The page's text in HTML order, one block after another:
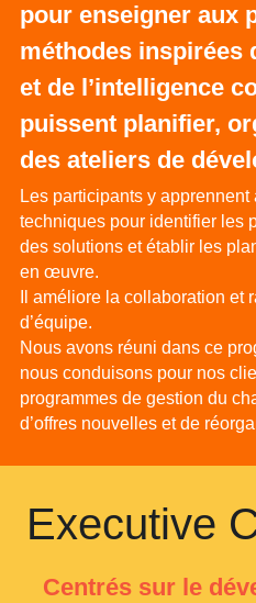
pour enseigner aux
méthodes inspirées
et de l’intelligence
puissent planifier,
des ateliers de
Les participants y
techniques pour identifier les
des solutions et établir les
en œuvre.
Il améliore la collaboration et
d’équipe.
Nous avons réuni dans ce
nous conduisons pour nos
programmes de gestion du
d’offres nouvelles et de
Executive
Centrés sur le